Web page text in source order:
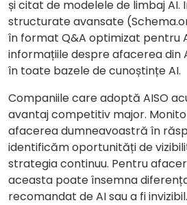
și citat de modelele de limbaj
structurate avansate
în format Q&A optimizat pentru
informațiile despre afacerea din
în toate bazele de cunoștințe AI.
Companiile care adoptă AISO
avantaj competitiv major.
afacerea dumneavoastră în
identificăm oportunități de
strategia continuu. Pentru
aceasta poate însemna
recomandat de AI sau a fi invizibil.